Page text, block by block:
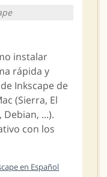
instalar
rápida y
Inkscape de
(Sierra, El
...).
con los
en Español